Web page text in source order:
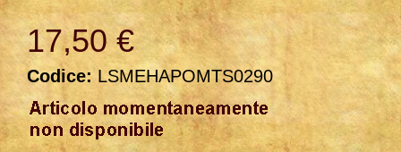
17,50 €
Codice: LSMEHAPOMTS0290